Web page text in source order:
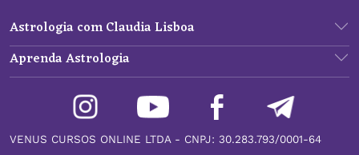
Astrologia com Claudia Lisboa
Aprenda Astrologia
VENUS CURSOS ONLINE LTDA - CNPJ: 30.283.793/0001-64